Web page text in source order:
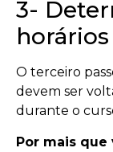
3-
horários
O terceiro
devem ser
durante o
Por mais que